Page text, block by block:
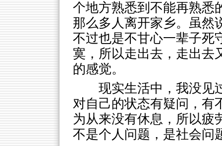
个地方熟悉到不能再熟悉
那么多人离开家乡。虽然
不过也是不甘心一辈子死
寞，所以走出去，走出去
的感觉。
现实生活中，我没见
对自己的状态有疑问，有
为从来没有休息，所以疲
不是个人问题，是社会问